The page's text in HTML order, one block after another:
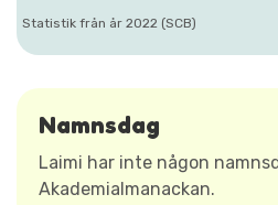
Statistik från år 2022 (SCB)
Namnsdag
Laimi har inte någon
Akademialmanackan.